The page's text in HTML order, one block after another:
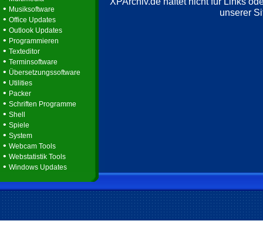
• Musiksoftware
• Office Updates
• Outlook Updates
• Programmieren
• Texteditor
• Terminsoftware
• Übersetzungssoftware
• Utilities
• Packer
• Schriften Programme
• Shell
• Spiele
• System
• Webcam Tools
• Webstatistik Tools
• Windows Updates
unserer